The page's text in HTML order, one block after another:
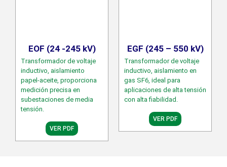
EOF (24 -245 kV)
Transformador de voltaje
inductivo, aislamiento
papel-aceite, proporciona
medición precisa en
subestaciones de media
tensión.​
VER PDF
EGF (245 – 550 kV)
Transformador de voltaje
inductivo, aislamiento en
gas SF6, ideal para
aplicaciones de alta tensión
con alta fiabilidad.
VER PDF